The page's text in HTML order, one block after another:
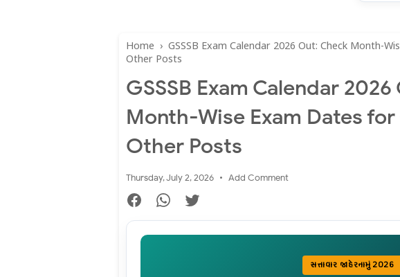
Home › GSSSB Exam Calendar 2026 Out: Check Month-
Other Posts
GSSSB Exam Calendar
Month-Wise Exam Dates for
Other Posts
Thursday, July 2, 2026 Add Comment
સત્તાવાર જાહેરનામું 2026